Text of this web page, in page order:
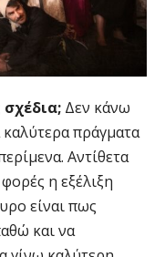
σχέδια; Δεν κάνω
πράγματα
Αντίθετα
η εξέλιξη
είναι πως
και να